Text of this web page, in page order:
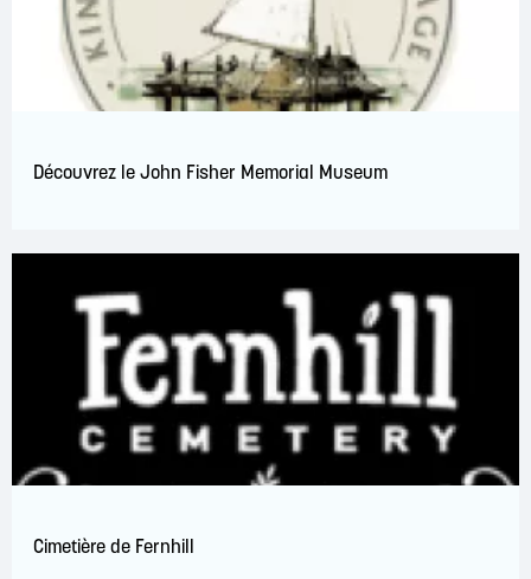
Découvrez le John Fisher Memorial Museum
Cimetière de Fernhill